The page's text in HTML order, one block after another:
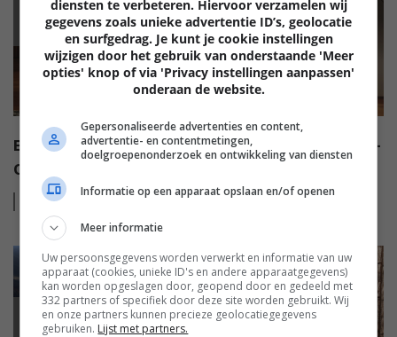
EEN SAMSUNG TV VOOR IEDEREEN MET QLED EN QD-
OLED (ADV)
Leesmeer
diensten te verbeteren. Hiervoor verzamelen wij
gegevens zoals unieke advertentie ID’s, geolocatie
en surfgedrag. Je kunt je cookie instellingen
wijzigen door het gebruik van onderstaande 'Meer
opties' knop of via 'Privacy instellingen aanpassen'
onderaan de website.
Gepersonaliseerde advertenties en content,
advertentie- en contentmetingen,
doelgroepenonderzoek en ontwikkeling van diensten
Informatie op een apparaat opslaan en/of openen
Meer informatie
Uw persoonsgegevens worden verwerkt en informatie van uw
apparaat (cookies, unieke ID's en andere apparaatgegevens)
kan worden opgeslagen door, geopend door en gedeeld met
332 partners of specifiek door deze site worden gebruikt. Wij
en onze partners kunnen precieze geolocatiegegevens
gebruiken. Lijst met partners.